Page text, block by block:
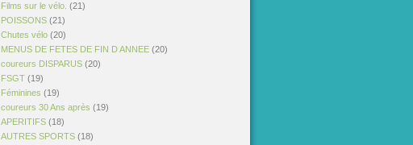
Films sur le vélo. (21)
POISSONS (21)
Chutes vélo (20)
MENUS DE FETES DE FIN D ANNEE (20)
coureurs DISPARUS (20)
FSGT (19)
Féminines (19)
coureurs 30 Ans après (19)
APERITIFS (18)
AUTRES SPORTS (18)